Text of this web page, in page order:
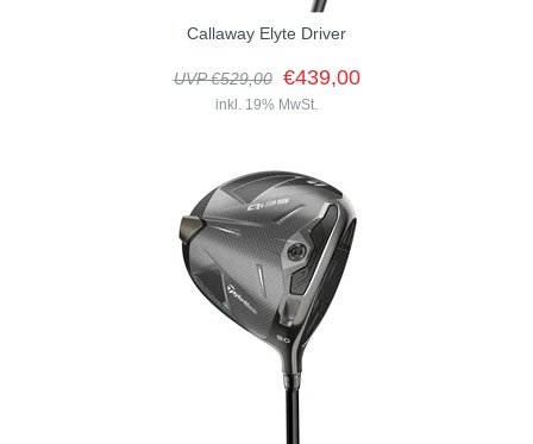
Callaway Elyte Driver
UVP €529,00 €439,00
inkl. 19% MwSt.
Die neuen Elyte Driver von Callaway bieten eine beeindruckende
Steigerung der Performance – sie sind bis zu 8 Yards länger...